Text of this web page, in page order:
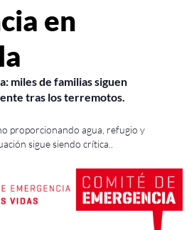
en
miles de familias siguen
tras los terremotos.
proporcionando agua, refugio y
sigue siendo crítica..